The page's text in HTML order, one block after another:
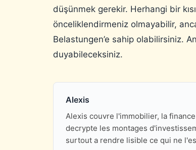
düşünmek gerekir. Herhangi bir
önceliklendirmeniz olmayabilir,
Belastungen’e sahip olabilirsiniz.
duyabileceksiniz.
Alexis
Alexis couvre l'immobilier, la
decrypte les montages
surtout a rendre lisible ce qui ne